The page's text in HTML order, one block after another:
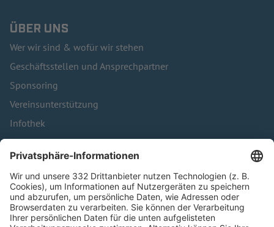
ÜBER UNS
Wer wir sind & wofür wir stehen
Geschäftsstellen und Ansprechpartner
Sponsoring
Vereinsunterstützung
Infothek
Kontakt
HÄUFIG BESUCHTE SEITEN
Pässe und Vereinswechsel
Trainerausbildung